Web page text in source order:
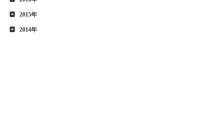
2015年
2014年